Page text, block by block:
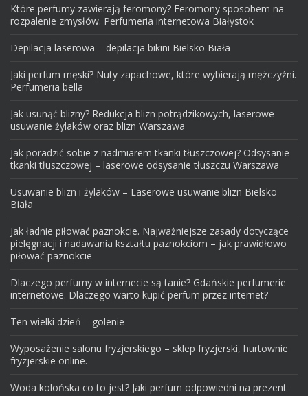
Które perfumy zawierają feromony? Feromony sposobem na
rozpalenie zmysłów. Perfumeria internetowa Białystok
Depilacja laserowa – depilacja bikini Bielsko Biała
Jaki perfum męski? Nuty zapachowe, które wybierają mężczyźni.
Perfumeria bella
Jak usunąć blizny? Redukcja blizn potrądzikowych, laserowe
usuwanie żylaków oraz blizn Warszawa
Jak poradzić sobie z nadmiarem tkanki tłuszczowej? Odsysanie
tkanki tłuszczowej – laserowe odsysanie tłuszczu Warszawa
Usuwanie blizn i żylaków – Laserowe usuwanie blizn Bielsko
Biała
Jak ładnie piłować paznokcie. Najważniejsze zasady dotyczące
pielęgnacji i nadawania kształtu paznokciom – jak prawidłowo
piłować paznokcie
Dlaczego perfumy w internecie są tanie? Gdańskie perfumerie
internetowe. Dlaczego warto kupić perfum przez internet?
Ten wielki dzień – golenie
Wyposażenie salonu fryzjerskiego – sklep fryzjerski, hurtownie
fryzjerskie online.
Woda kolońska co to jest? Jaki perfum odpowiedni na prezent